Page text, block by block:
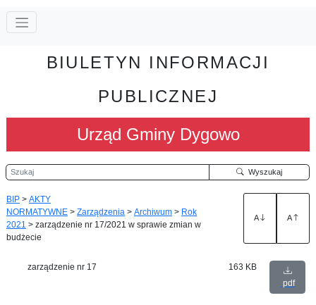
BIULETYN INFORMACJI
PUBLICZNEJ
Urząd Gminy Dygowo
Szukaj Wyszukaj
BIP > AKTY
NORMATYWNE > Zarządzenia > Archiwum > Rok
2021 > zarządzenie nr 17/2021 w sprawie zmian w
budżecie
A A
zarządzenie nr 17
163 KB
pdf